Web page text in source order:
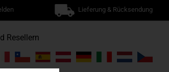
Lieferung & Rücksendung
Resellern